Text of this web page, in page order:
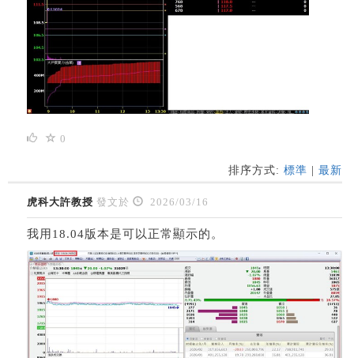
0
排序方式: 標準 最新
虎科大許教授 發文於 2026/03/16
我用18.04版本是可以正常顯示的。